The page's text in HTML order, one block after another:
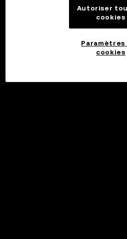
Autoriser
cookies
Paramètres
cookies